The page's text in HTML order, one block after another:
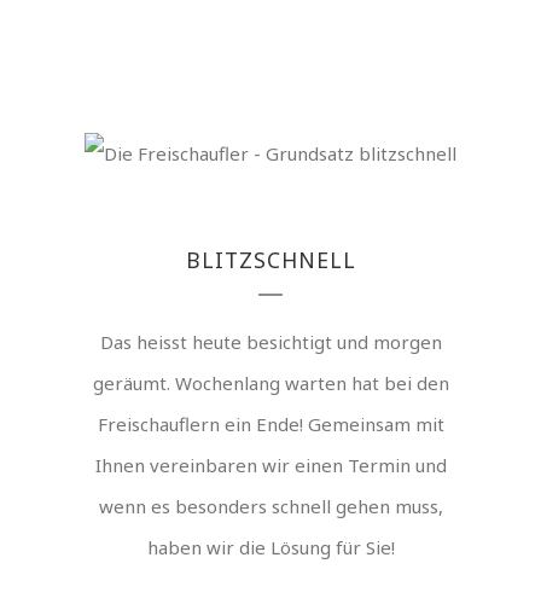
BLITZSCHNELL
Das heisst heute besichtigt und morgen
geräumt. Wochenlang warten hat bei den
Freischauflern ein Ende! Gemeinsam mit
Ihnen vereinbaren wir einen Termin und
wenn es besonders schnell gehen muss,
haben wir die Lösung für Sie!